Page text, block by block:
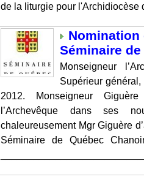
de la liturgie pour l'Archidiocèse
Nomination
Séminaire de
Monseigneur
Supérieur
2012. Monseigneur
l’Archevêque dans ses
chaleureusement Mgr Giguère
Séminaire de Québec